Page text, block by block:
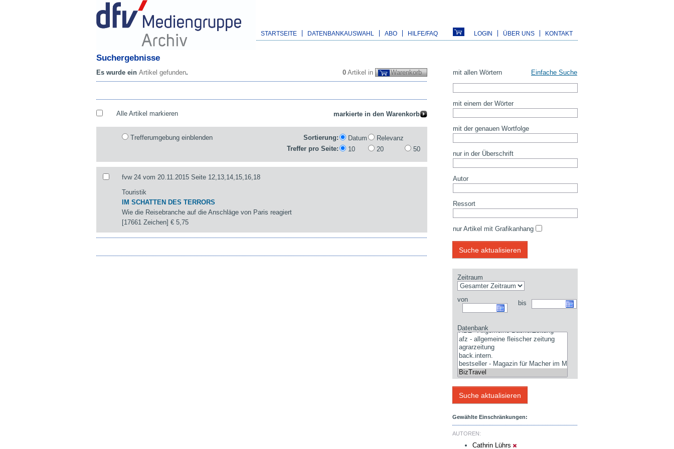
STARTSEITE DATENBANKAUSWAHL ABO HILFE/FAQ LOGIN ÜBER UNS KONTAKT
Suchergebnisse
0 Artikel in Warenkorb
Es wurde ein Artikel gefunden.
Alle Artikel markieren
Trefferumgebung einblenden Sortierung: Datum
Relevanz
Treffer pro Seite:
10 20 50
fvw 24 vom 20.11.2015 Seite 12,13,14,15,16,18
Touristik
IM SCHATTEN DES TERRORS
Wie die Reisebranche auf die Anschläge von Paris reagiert
[17661 Zeichen]€ 5,75
mit allen Wörtern Einfache Suche
mit einem der Wörter
mit der genauen Wortfolge
nur in der Überschrift
Autor
Ressort
nur Artikel mit Grafikanhang
Zeitraum
von bis
Datenbank
Gewählte Einschränkungen:
AUTOREN:
Cathrin Lührs